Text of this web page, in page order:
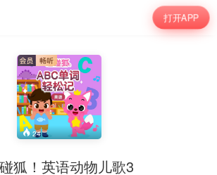
打开APP
24
狐！英语动物儿歌3